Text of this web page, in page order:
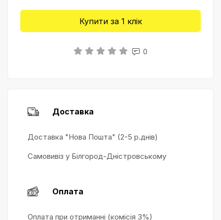
Купити за 1 клiк
0
Доставка
Доставка "Нова Пошта" (2-5 р.днів)
Самовивіз у Білгород-Дністровському
Оплата
Оплата при отриманні (комісія 3%)